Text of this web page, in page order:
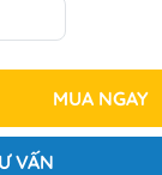
MUA NGAY
VẤN